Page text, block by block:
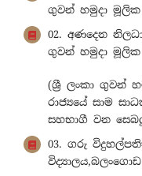
ගුවන් හමුදා මූලික
02. අණදෙන
ගුවන් හමුදා මූලික
(ශ්‍රී ලංකා ගුවන්
රාජ්‍යයේ සාම
සහභාගී වන
03. ගරු